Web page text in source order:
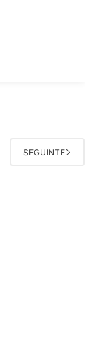
SEGUINTE